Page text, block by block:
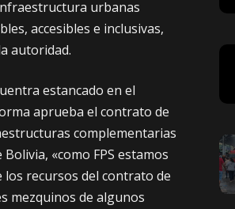
urbanas
accesibles e inclusivas,
autoridad.
estancado en el
aprueba el contrato de
complementarias
«como FPS estamos
recursos del contrato de
mezquinos de algunos